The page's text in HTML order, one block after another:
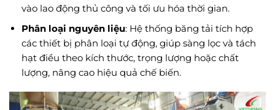
vào lao động thủ công và tối ưu hóa thời gian.
Phân loại nguyên liệu: Hệ thống băng tải tích hợp
các thiết bị phân loại tự động, giúp sàng lọc và tách
hạt điều theo kích thước, trọng lượng hoặc chất
lượng, nâng cao hiệu quả chế biến.